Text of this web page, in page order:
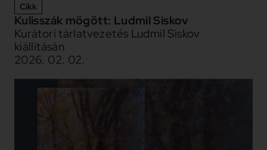
Cikk
Kulisszák mögött: Ludmil Siskov
Kurátori tárlatvezetés Ludmil Siskov
kiállításán
2026. 02. 02.